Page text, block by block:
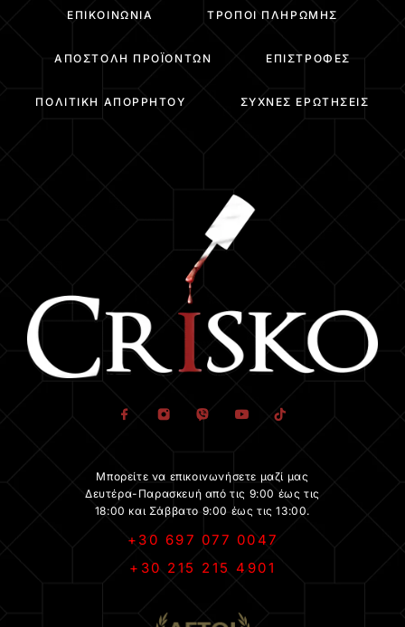
ΕΠΙΚΟΙΝΩΝΊΑ ΤΡΌΠΟΙ ΠΛΗΡΩΜΉΣ
ΑΠΟΣΤΟΛΉ ΠΡΟΪΌΝΤΩΝ ΕΠΙΣΤΡΟΦΈΣ
ΠΟΛΙΤΙΚΉ ΑΠΟΡΡΉΤΟΥ ΣΥΧΝΈΣ ΕΡΩΤΉΣΕΙΣ
Μπορείτε να επικοινωνήσετε μαζί μας
Δευτέρα-Παρασκευή από τις 9:00 έως τις
18:00 και Σάββατο 9:00 έως τις 13:00.
+30 697 077 0047
+30 215 215 4901